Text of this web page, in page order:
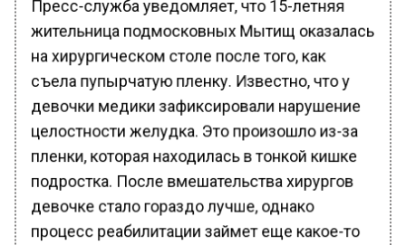
жительница подмосковных Мытищ оказалась
на хирургическом столе после того, как
съела пупырчатую пленку. Известно, что у
девочки медики зафиксировали нарушение
целостности желудка. Это произошло из-за
пленки, которая находилась в тонкой кишке
подростка. После вмешательства хирургов
девочке стало гораздо лучше, однако
процесс реабилитации займет еще какое-то